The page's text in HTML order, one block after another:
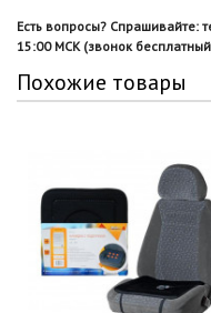
Есть вопросы? Спрашивайте:
15:00 МСК (звонок
Похожие товары